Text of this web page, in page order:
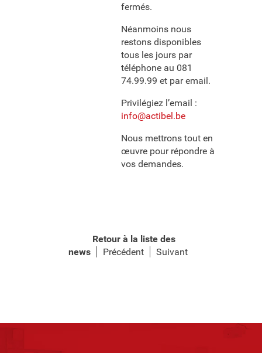
fermés.
Néanmoins nous
restons disponibles
tous les jours par
téléphone au 081
74.99.99 et par email.
Privilégiez l’email :
info@actibel.be
Nous mettrons tout en
œuvre pour répondre à
vos demandes.
Retour à la liste des
news
Précédent Suivant